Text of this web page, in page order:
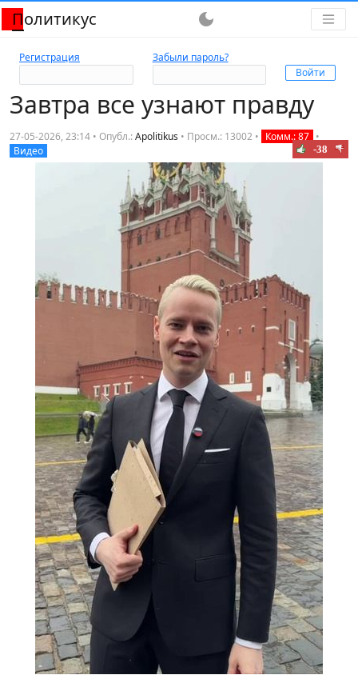
Политикус dark_mode
Регистрация Забыли пароль?
Завтра все узнают правду
27-05-2026, 23:14 • Опубл.:Apolitikus • Просм.: 13002 • Комм.: 87 •
Видео
-38